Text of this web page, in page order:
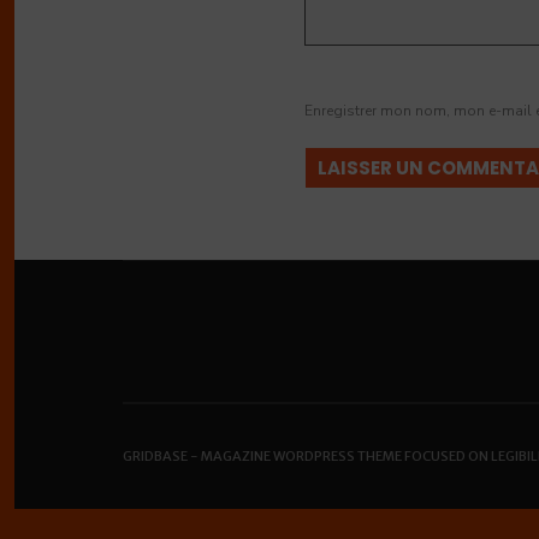
Enregistrer mon nom, mon e-
GRIDBASE - MAGAZINE WORDPRESS THEME FOCUSED ON